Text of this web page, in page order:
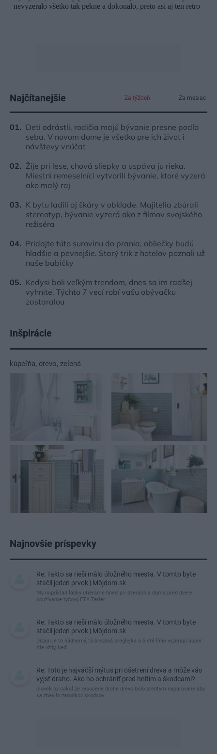
Najčítanejšie Za týždeň Za mesiac
Deti odrástli, rodičia majú bývanie presne podľa
seba. V novom dome je všetko pre ich život i
návštevy vnúčat
Žije pri lese, chová sliepky a uspáva ju rieka.
Miestni remeselníci vytvorili bývanie, ktoré vyzerá
ako malý raj
K bytu ladili aj škáry v obklade. Majitelia zbúrali
stereotyp, bývanie vyzerá ako z filmov svojského
režiséra
Pridajte túto surovinu do prania, obliečky budú
hladšie a pevnejšie. Starý trik z hotelov poznali už
naše babičky
Kedysi boli veľkým trendom, dnes sa im radšej
vyhnite. Týchto 7 vecí robí vašu obývačku
zastaralou
Inšpirácie
kúpeľňa, drevo, zelená
Najnovšie príspevky
Re: Takto sa rieši málo úložného miesta. V tomto byte
stačil jeden prvok | Môjdom.sk
My napríklad labky utierame hneď pri dverách a doma pred dvere
používame tyčový ETA Terier…
Re: Takto sa rieši málo úložného miesta. V tomto byte
stačil jeden prvok | Môjdom.sk
Dizajn je to nádherný, tá brezová preglejka a čisté línie vyzerajú super.
Ale vždy, keď…
Re: Toto je najväčší mýtus pri ošetrení dreva a môže vás
vyjsť draho. Ako ho ochrániť pred hnitím a škodcami?
clovek by cakal ze vysusene drahe drevo bolo predtym naparovane aby
sa zbavilo zarodkov skodcov...